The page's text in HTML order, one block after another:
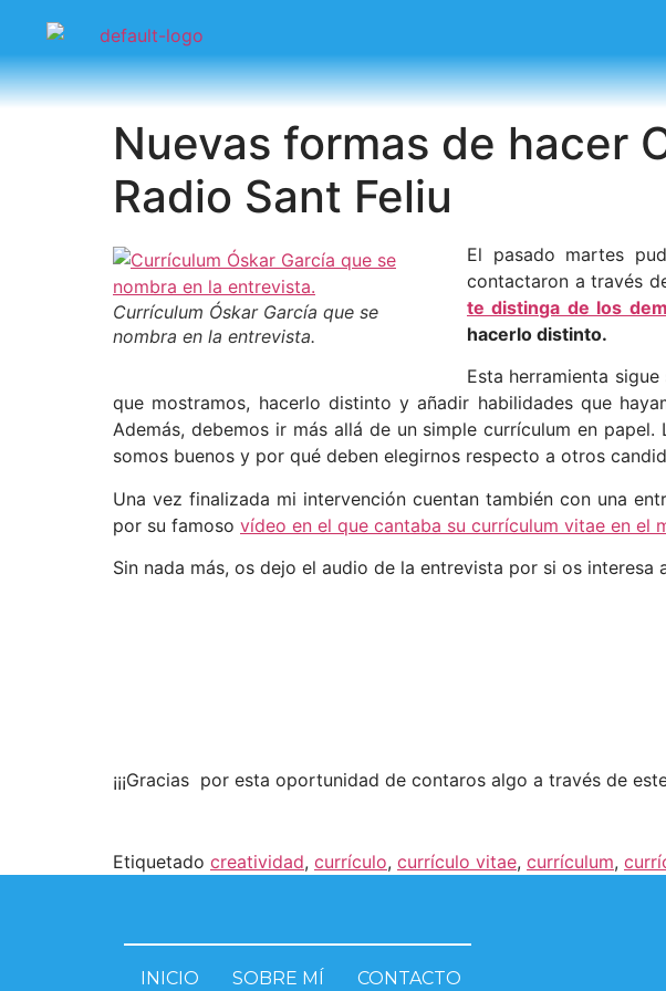
Nuevas formas de hacer
Radio Sant Feliu
Currículum Óskar García que se
nombra en la entrevista.
El pasado martes
contactaron a través
te distinga de los
hacerlo distinto.
Esta herramienta
que mostramos, hacerlo distinto y añadir habilidades que
Además, debemos ir más allá de un simple currículum en papel.
somos buenos y por qué deben elegirnos respecto a otros
Una vez finalizada mi intervención cuentan también con una
por su famoso vídeo en el que cantaba su currículum vitae en el
Sin nada más, os dejo el audio de la entrevista por si os interesa
¡¡¡Gracias por esta oportunidad de contaros algo a través de
Etiquetado creatividad, currículo, currículo vitae, currículum,
INICIO SOBRE MÍ CONTACTO